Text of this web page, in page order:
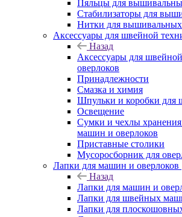
Пяльцы для
Стабилизаторы для
Нитки для
Аксессуары для швейной
Назад
Аксессуары для
оверлоков
Принадлежности
Смазка и химия
Шпульки и коробки для
Освещение
Сумки и чехлы
машин и оверлоков
Приставные столики
Мусоросборник для
Лапки для машин и оверлоков
Назад
Лапки для машин и
Лапки для швейных
Лапки для